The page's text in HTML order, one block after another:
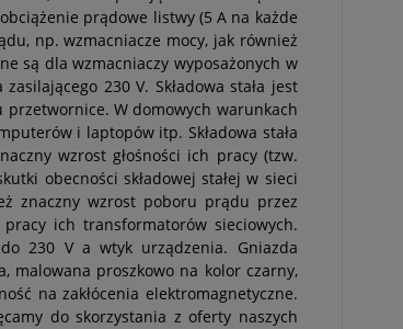
prądowe listwy (5 A na każde
np. wzmacniacze mocy, jak również
są dla wzmacniaczy wyposażonych w
230 V. Składowa stała jest
przetwornice. W domowych warunkach
i laptopów itp. Składowa stała
wzrost głośności ich pracy (tzw.
obecności składowej stałej w sieci
znaczny wzrost poboru prądu przez
ich transformatorów sieciowych.
230 V a wtyk urządzenia. Gniazda
malowana proszkowo na kolor czarny,
na zakłócenia elektromagnetyczne.
do skorzystania z oferty naszych